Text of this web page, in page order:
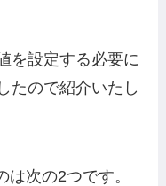
を設定する必要に
たので紹介いたし
次の2つです。